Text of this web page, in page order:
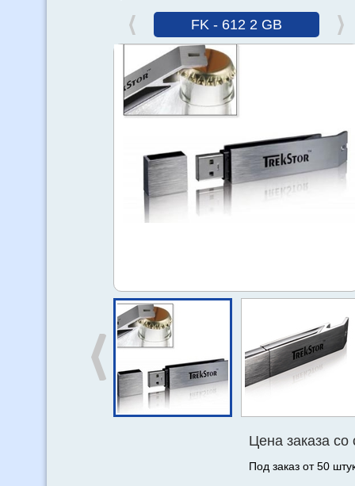
FK - 612 2 GB
Цена заказа со
Под заказ от 50